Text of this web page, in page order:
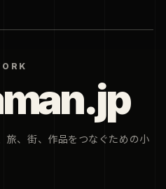
旅、街、作品をつなぐための小